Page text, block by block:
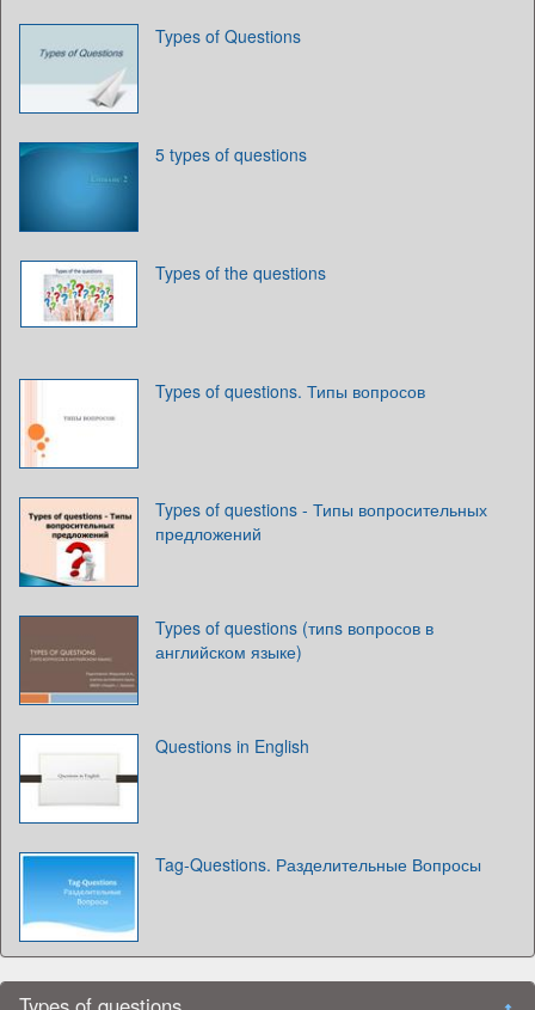
Types of Questions
5 types of questions
Types of the questions
Types of questions. Типы вопросов
Types of questions - Типы вопросительных
предложений
Types of questions (типs вопросов в
английском языке)
Questions in English
Tag-Questions. Разделительные Вопросы